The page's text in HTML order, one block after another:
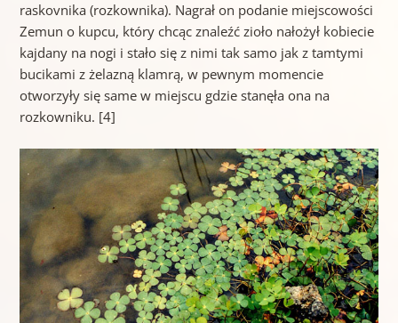
raskovnika (rozkownika). Nagrał on podanie miejscowości
Zemun o kupcu, który chcąc znaleźć zioło nałożył kobiecie
kajdany na nogi i stało się z nimi tak samo jak z tamtymi
bucikami z żelazną klamrą, w pewnym momencie
otworzyły się same w miejscu gdzie stanęła ona na
rozkowniku. [4]